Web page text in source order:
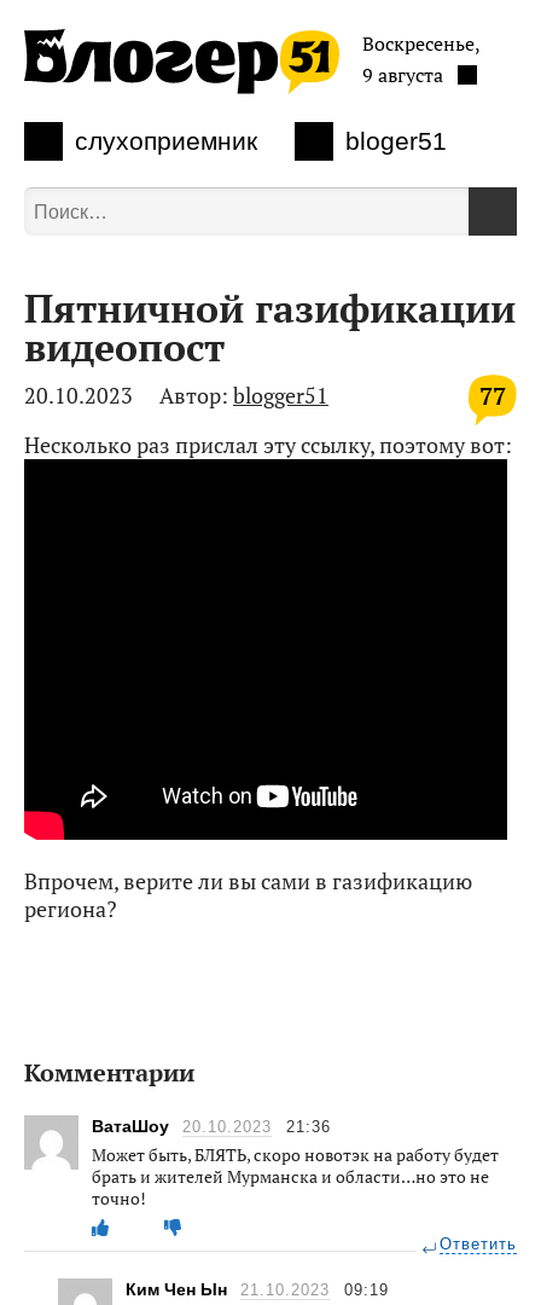
слухоприемник bloger51
Воскресенье,
9 августа
Пятничной газификации
видеопост
77
20.10.2023 Автор: blogger51
Несколько раз прислал эту ссылку, поэтому вот:
Впрочем, верите ли вы сами в газификацию
региона?
Комментарии
ВатаШоу 20.10.2023 21:36
Может быть, БЛЯТЬ, скоро новотэк на работу будет
брать и жителей Мурманска и области…но это не
точно!
Ответить
Ким Чен Ын 21.10.2023 09:19